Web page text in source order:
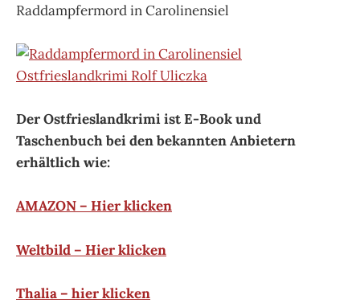
Raddampfermord in Carolinensiel
Der Ostfrieslandkrimi ist E-Book und
Taschenbuch bei den bekannten Anbietern
erhältlich wie:
AMAZON – Hier klicken
Weltbild – Hier klicken
Thalia – hier klicken